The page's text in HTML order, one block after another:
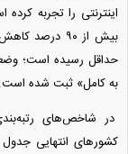
اینترنتی را تجربه
بیش از ۹۰
حداقل رسیده است؛
به کامل» ثبت شده است.
در شاخص‌های
کشور‌های انتهایی